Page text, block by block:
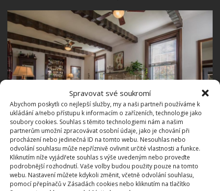
Spravovat své soukromí
Abychom poskytli co nejlepší služby, my a naši partneři používáme k
ukládání a/nebo přístupu k informacím o zařízeních, technologie jako
soubory cookies. Souhlas s těmito technologiemi nám a našim
partnerům umožní zpracovávat osobní údaje, jako je chování při
procházení nebo jedinečná ID na tomto webu. Nesouhlas nebo
odvolání souhlasu může nepříznivě ovlivnit určité vlastnosti a funkce.
Kliknutím níže vyjádřete souhlas s výše uvedeným nebo proveďte
podrobnější rozhodnutí. Vaše volby budou použity pouze na tomto
webu. Nastavení můžete kdykoli změnit, včetně odvolání souhlasu,
pomocí přepínačů v Zásadách cookies nebo kliknutím na tlačítko